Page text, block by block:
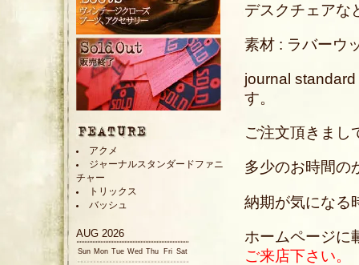
デスクチェアな
素材 : ラバーウ
journal
す。
ご注文頂きまし
多少のお時間の
納期が気になる
ホームページに
ご来店下さい。
アクメ
ジャーナルスタンダードファニ
チャー
トリックス
バッシュ
AUG 2026
Sun Mon Tue Wed Thu Fri Sat